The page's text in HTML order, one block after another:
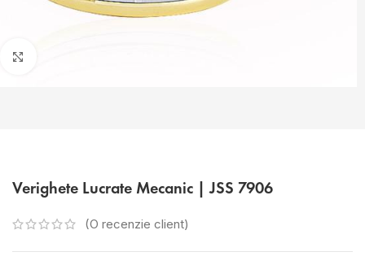
Verighete Lucrate Mecanic | JSS 7906
(O recenzie client)